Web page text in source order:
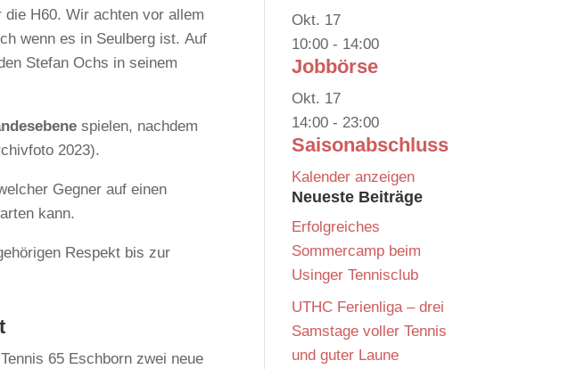
H60. Wir achten vor allem
wenn es in Seulberg ist. Auf
Stefan Ochs in seinem
spielen, nachdem
2023).
Gegner auf einen
kann.
Respekt bis zur
65 Eschborn zwei neue
Okt. 17
10:00 - 14:00
Jobbörse
Okt. 17
14:00 - 23:00
Saisonabschluss
Kalender anzeigen
Neueste Beiträge
Erfolgreiches
Sommercamp beim
Usinger Tennisclub
UTHC Ferienliga – drei
Samstage voller Tennis
und guter Laune